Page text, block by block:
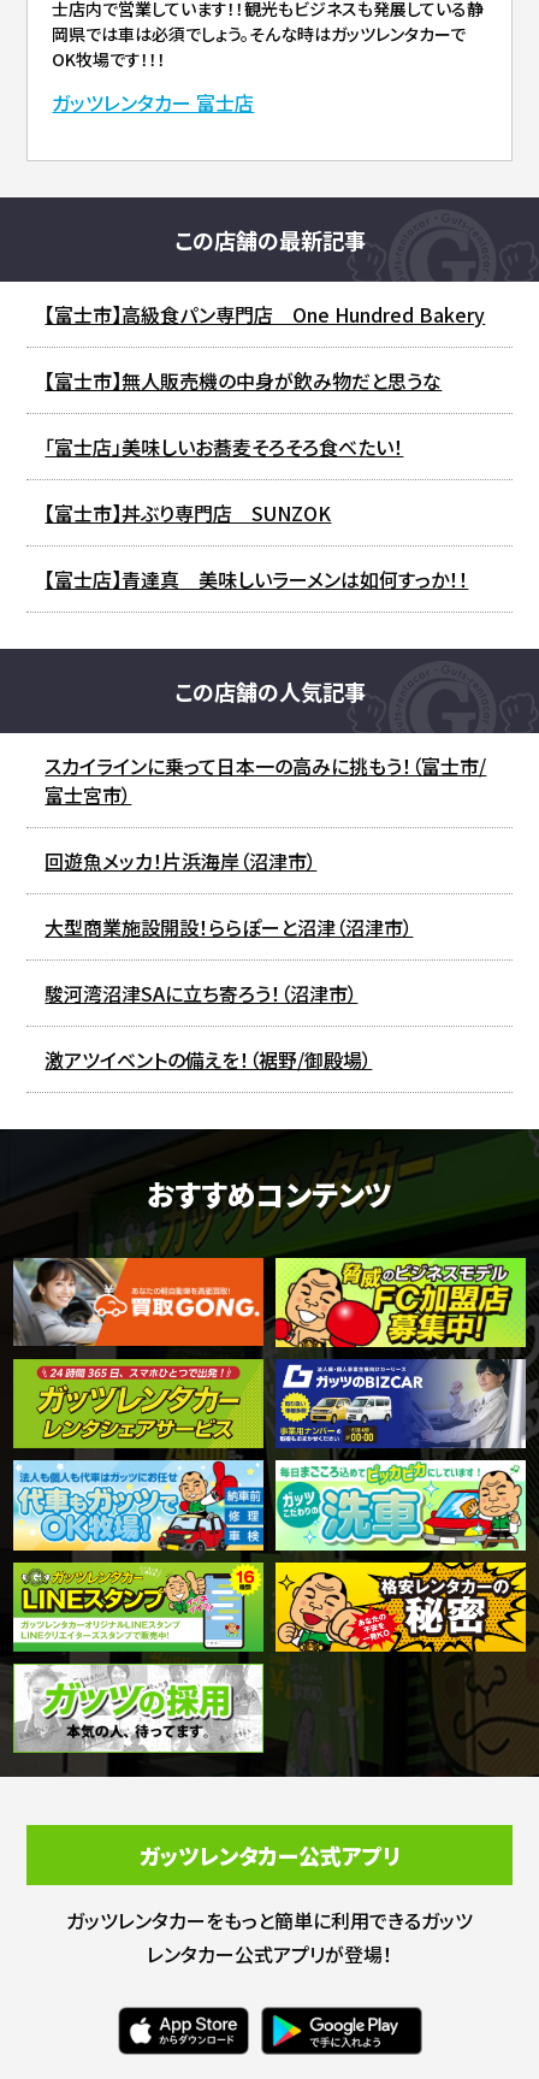
士店内で営業しています！！観光もビジネスも発展している静
岡県では車は必須でしょう。そんな時はガッツレンタカーで
OK牧場です！！！
ガッツレンタカー 富士店
この店舗の最新記事
【富士市】高級食パン専門店 One Hundred Bakery
【富士市】無人販売機の中身が飲み物だと思うな
「富士店」美味しいお蕎麦そろそろ食べたい！
【富士市】丼ぶり専門店 SUNZOK
【富士店】青達真 美味しいラーメンは如何すっか！！
この店舗の人気記事
スカイラインに乗って日本一の高みに挑もう！（富士市/
富士宮市）
回遊魚メッカ！片浜海岸（沼津市）
大型商業施設開設！ららぽーと沼津（沼津市）
駿河湾沼津SAに立ち寄ろう！（沼津市）
激アツイベントの備えを！（裾野/御殿場）
おすすめコンテンツ
ガッツレンタカー公式アプリ
ガッツレンタカーをもっと簡単に利用できるガッツ
レンタカー公式アプリが登場！